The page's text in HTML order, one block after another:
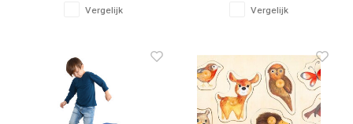
Vergelijk Vergelijk